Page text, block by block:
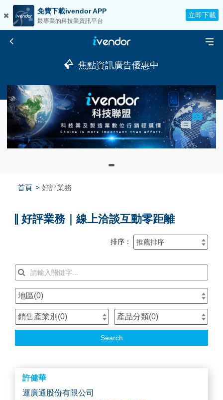
免費下載ivendor APP
最專業的科技業資訊平台
立即下載
焦點資訊廣告優惠中
首頁 好評業務
好評業務｜線上洽談互動零距離
排序：
地區(0)
銷售產業別(0) 產品分類(0)
Search
許健華
運廣通股份有限公司